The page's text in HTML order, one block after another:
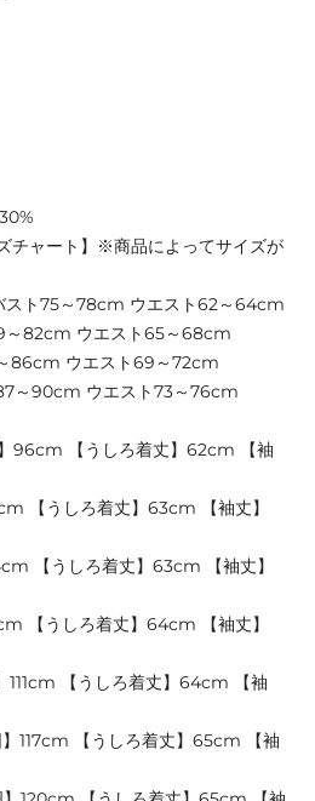
チャート】※商品によってサイズが
スト75～78cm ウエスト62～64cm
～82cm ウエスト65～68cm
86cm ウエスト69～72cm
～90cm ウエスト73～76cm
96cm 【うしろ着丈】62cm 【袖
【うしろ着丈】63cm 【袖丈】
【うしろ着丈】63cm 【袖丈】
【うしろ着丈】64cm 【袖丈】
111cm 【うしろ着丈】64cm 【袖
117cm 【うしろ着丈】65cm 【袖